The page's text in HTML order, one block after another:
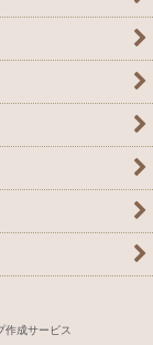
作成サービス